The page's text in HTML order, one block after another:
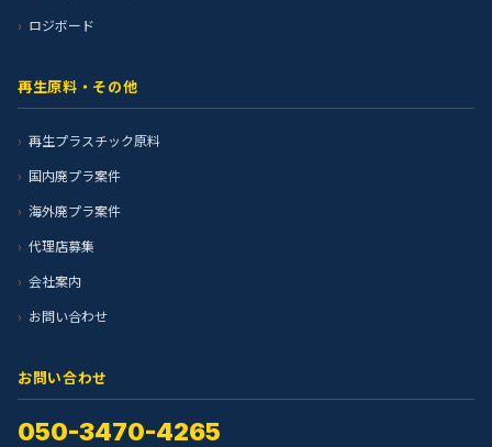
ロジボード
再生原料・その他
再生プラスチック原料
国内廃プラ案件
海外廃プラ案件
代理店募集
会社案内
お問い合わせ
お問い合わせ
050-3470-4265